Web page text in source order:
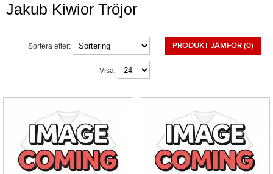
Jakub Kiwior Tröjor
PRODUKT JÄMFÖR (0)
Sortera efter:
Visa: